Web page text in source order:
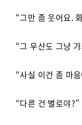
“그만 좀 웃어요.
“그 우산도 그냥
“사실 이건 좀 마
“다른 건 별로야?”